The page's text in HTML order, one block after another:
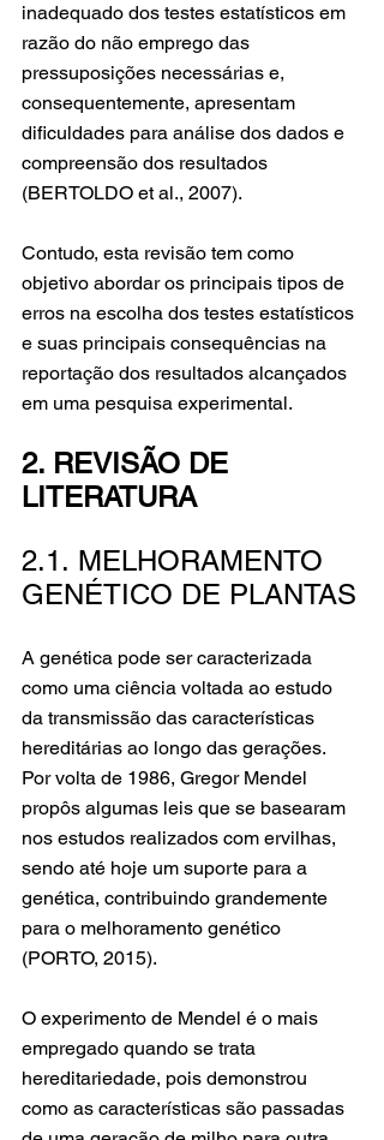
inadequado dos testes estatísticos em
razão do não emprego das
pressuposições necessárias e,
consequentemente, apresentam
dificuldades para análise dos dados e
compreensão dos resultados
(BERTOLDO et al., 2007).
Contudo, esta revisão tem como
objetivo abordar os principais tipos de
erros na escolha dos testes estatísticos
e suas principais consequências na
reportação dos resultados alcançados
em uma pesquisa experimental.
2. REVISÃO DE
LITERATURA
2.1. MELHORAMENTO
GENÉTICO DE PLANTAS
A genética pode ser caracterizada
como uma ciência voltada ao estudo
da transmissão das características
hereditárias ao longo das gerações.
Por volta de 1986, Gregor Mendel
propôs algumas leis que se basearam
nos estudos realizados com ervilhas,
sendo até hoje um suporte para a
genética, contribuindo grandemente
para o melhoramento genético
(PORTO, 2015).
O experimento de Mendel é o mais
empregado quando se trata
hereditariedade, pois demonstrou
como as características são passadas